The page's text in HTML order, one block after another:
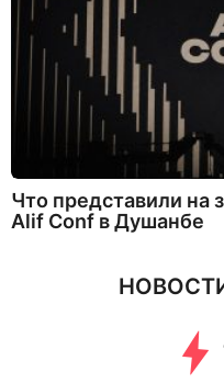
Что представили на
Alif Conf в Душанбе